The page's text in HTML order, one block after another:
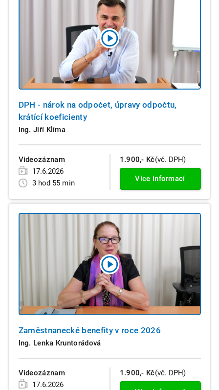
DPH - nárok na odpočet, úpravy odpočtu,
krátící koeficienty
Ing. Jiří Klíma
Videozáznam
17.6.2026
3 hod 55 min
1.900,- Kč(vč. DPH)
Více informací
Zaměstnanecké benefity v roce 2026
Ing. Lenka Kruntorádová
Videozáznam
17.6.2026
1.900,- Kč(vč. DPH)